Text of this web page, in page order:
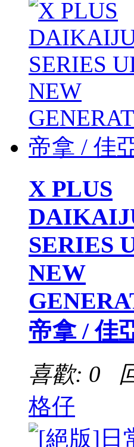
X PLUS
SERIES
NEW
帝拿 / 佳
喜歡: 0
格仔